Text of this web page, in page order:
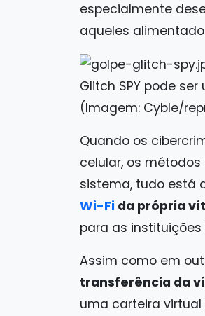
especialmente
aqueles
Glitch SPY pode
(Imagem: Cyble/
Quando os
celular, os
sistema, tudo está
Wi-Fi da própria
para as
Assim como em
transferência da
uma carteira